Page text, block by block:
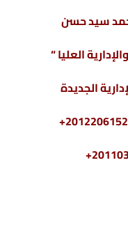
سيد حسن
العليا “
الجديدة